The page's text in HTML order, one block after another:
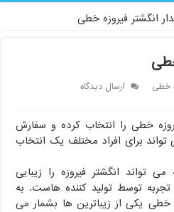
انگشتر فیروزه خطی
خطی
ارسال دیدگاه
خطی را انتخاب کرده و سفارش
برای افراد مختلف یک انتخاب
تواند انگشتر فیروزه را زیبایی
تجربه توسط تولید کننده هاست. به
خطی یکی از زیباترین ها بشمار می